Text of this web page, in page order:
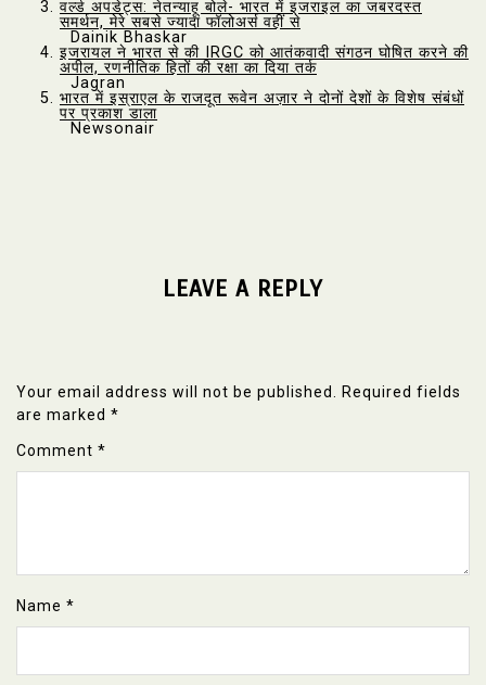
वर्ल्ड अपडेट्स: नेतन्याहू बोले- भारत में इजराइल का जबरदस्त
समर्थन, मेरे सबसे ज्यादा फॉलोअर्स वहीं से
Dainik Bhaskar
इजरायल ने भारत से की IRGC को आतंकवादी संगठन घोषित करने की
अपील, रणनीतिक हितों की रक्षा का दिया तर्क
Jagran
भारत में इस्राएल के राजदूत रूवेन अज़ार ने दोनों देशों के विशेष संबंधों
पर प्रकाश डाला
Newsonair
LEAVE A REPLY
Your email address will not be published.
Required fields
are marked *
Comment *
Name *